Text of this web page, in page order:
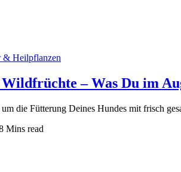
& Heilpflanzen
– Was Du im
die Fütterung Deines Hundes mit frisch
Mins read